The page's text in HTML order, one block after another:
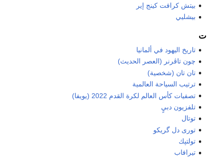
بيتش كرافت كينج إير
بيشليي
ت
تاريخ اليهود في ألمانيا
چون تاڤرنر (العصر الحديث)
تان تان (شخصية)
ترتيب السياحة العالمية
تصفيات كأس العالم لكرة القدم 2022 (يويفا)
تلفزيون دبيٍ
توتال
تورى دل گريكو
تولتپك
تيرافاب